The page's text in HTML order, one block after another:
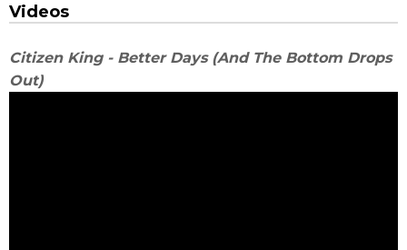
Videos
Citizen King - Better Days (And The Bottom Drops
Out)